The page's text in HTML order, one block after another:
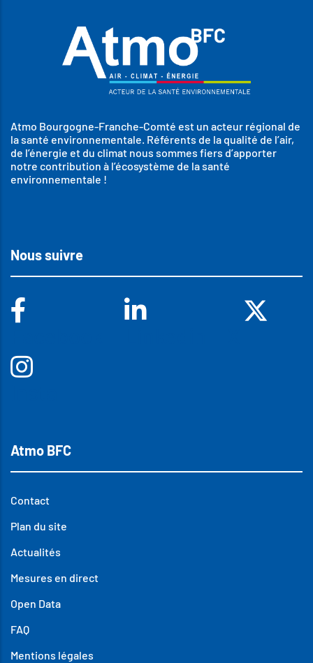
Atmo Bourgogne-Franche-Comté est un acteur régional de
la santé environnementale. Référents de la qualité de l’air,
de l’énergie et du climat nous sommes fiers d’apporter
notre contribution à l’écosystème de la santé
environnementale !
Nous suivre
Atmo BFC
Contact
Plan du site
Actualités
Mesures en direct
Open Data
FAQ
Mentions légales